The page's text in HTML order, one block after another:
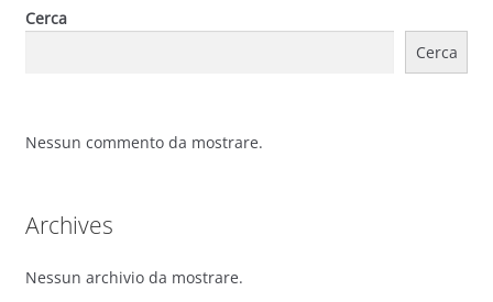
Cerca
Cerca
Nessun commento da mostrare.
Archives
Nessun archivio da mostrare.